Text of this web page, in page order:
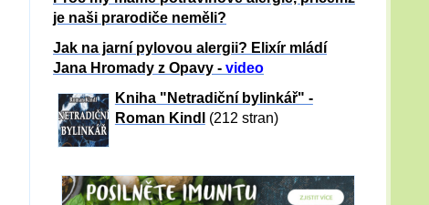
je naši prarodiče neměli?
Jak na jarní pylovou alergii? Elixír mládí
Jana Hromady z Opavy - video
Kniha "Netradiční bylinkář" -
Roman Kindl
(212 stran)